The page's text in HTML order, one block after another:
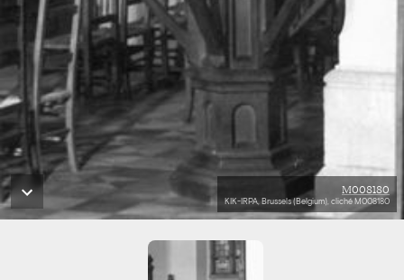
M008180
KIK-IRPA, Brussels (Belgium), cliché M008180